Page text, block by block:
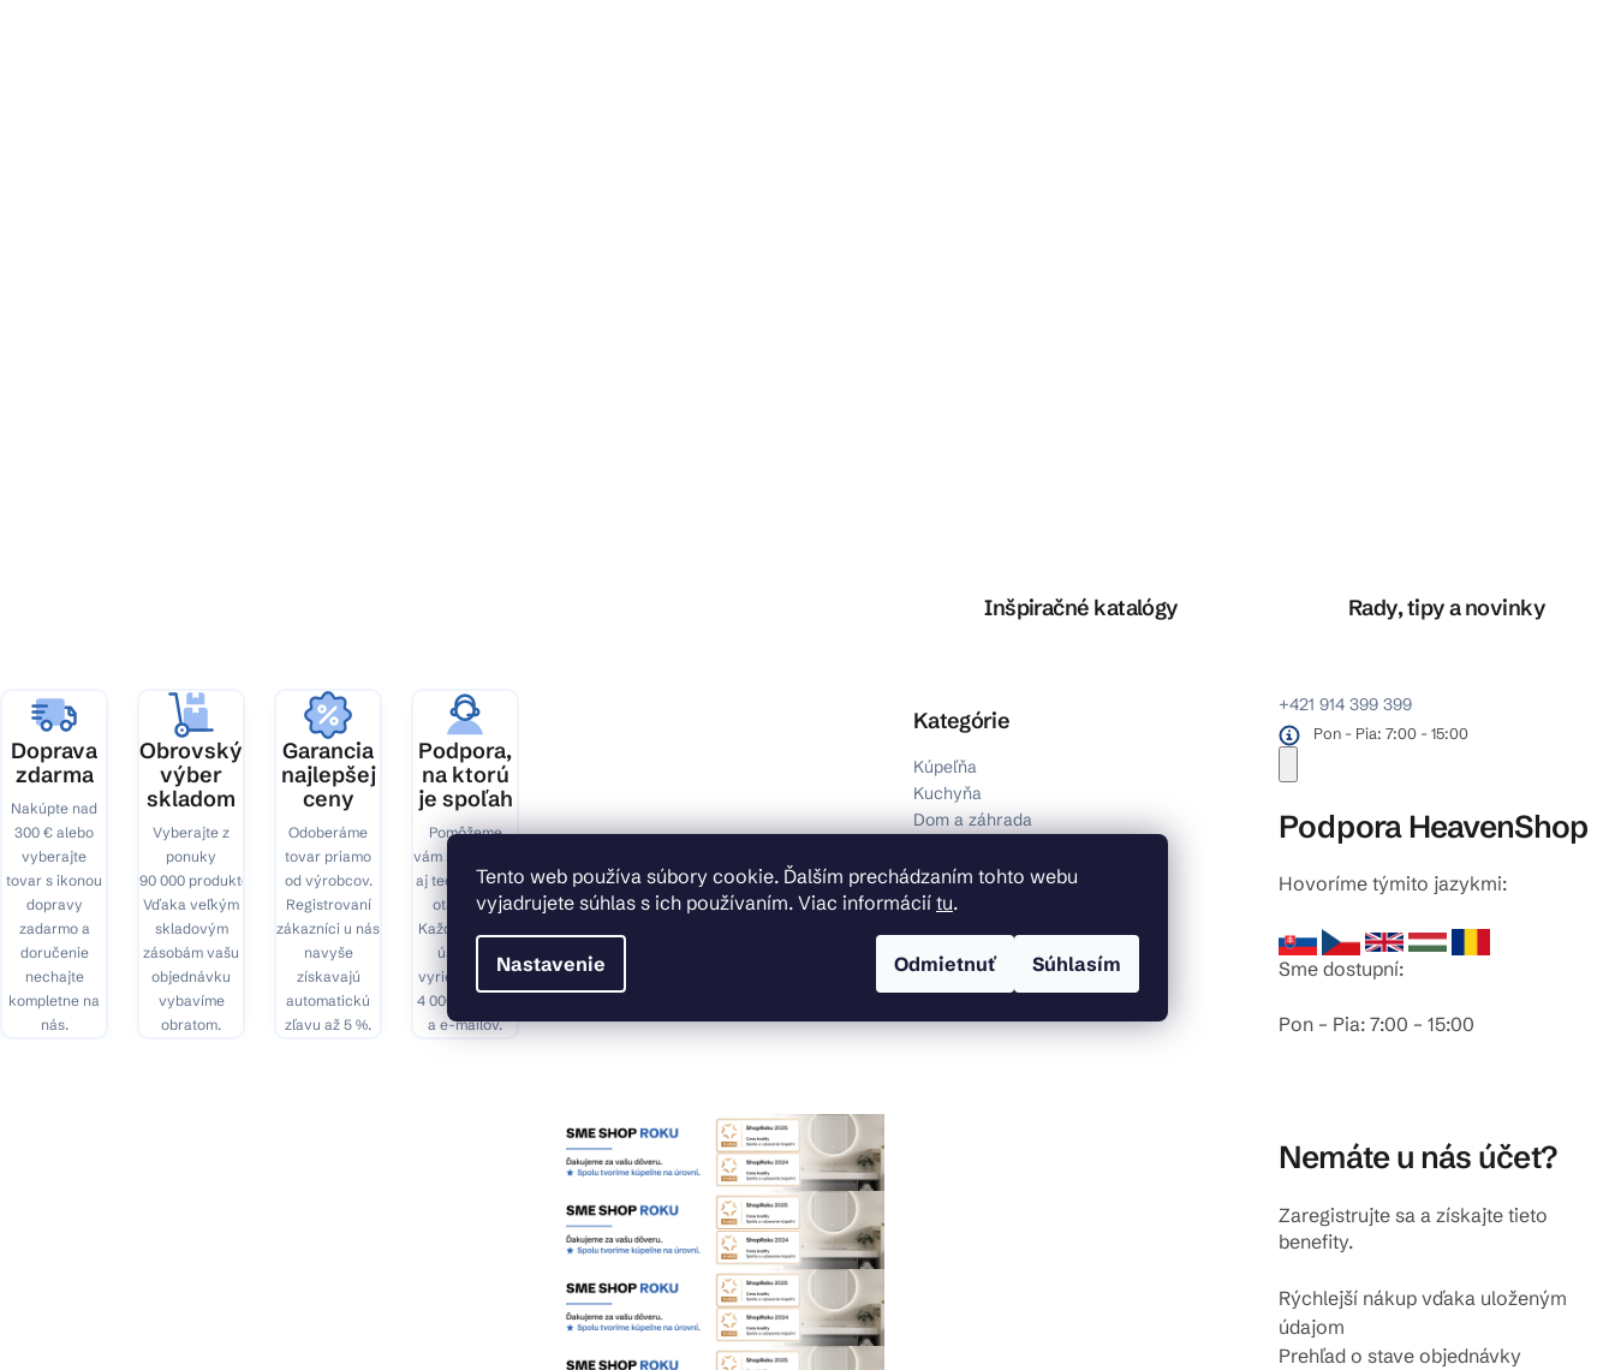
Tento web používa súbory cookie. Ďalším prechádzaním tohto webu
vyjadrujete súhlas s ich používaním. Viac informácií tu.
Nastavenie Odmietnuť Súhlasím
Inšpiračné katalógy Rady, tipy a novinky
Doprava
zdarma
Nakúpte nad
300 € alebo
vyberajte
tovar s ikonou
dopravy
zadarmo a
doručenie
nechajte
kompletne na
nás.
Obrovský
výber
skladom
Vyberajte z
ponuky
90 000 produktov.
Vďaka veľkým
skladovým
zásobám vašu
objednávku
vybavíme
obratom.
Garancia
najlepšej
ceny
Odoberáme
tovar priamo
od výrobcov.
Registrovaní
zákazníci u nás
navyše
získavajú
automatickú
zľavu až 5 %.
Podpora,
na ktorú
je spoľah
Pomôžeme
vám s výberom
aj technickými
otázkami.
Každý mesiac
úspešne
vyriešime cez
4 000 hovorov
a e-mailov.
+421 914 399 399
Pon - Pia: 7:00 - 15:00
Podpora HeavenShop
Hovoríme týmito jazykmi:
Sme dostupní:
Pon – Pia: 7:00 – 15:00
Nemáte u nás účet?
Zaregistrujte sa a získajte tieto
benefity.
Rýchlejší nákup vďaka uloženým
údajom
Prehľad o stave objednávky
Kategórie
Kúpeľňa
Kuchyňa
Dom a záhrada
Inštalačný materiál
Obklady, dlažby a podlahy